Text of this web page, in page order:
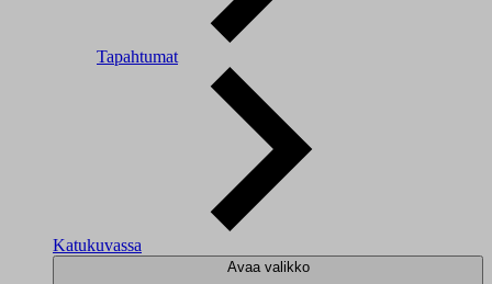
Tapahtumat
Katukuvassa
Avaa valikko